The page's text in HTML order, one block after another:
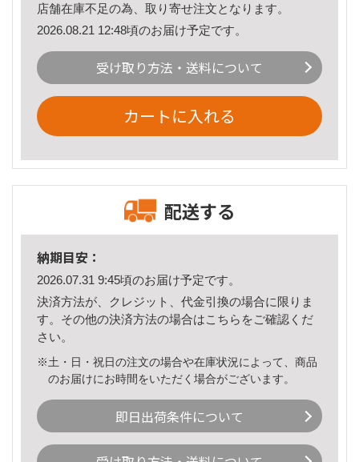
店舗在庫不足の為、取り寄せ注文となります。
2026.08.21 12:48頃のお届け予定です。
受け取り方法・送料について
カートに入れる
配送する
納期目安：
2026.07.31 9:45頃のお届け予定です。
決済方法が、クレジット、代金引換の場合に限りま
す。その他の決済方法の場合はこちら をご確認くだ
さい。
※土・日・祝日の注文の場合や在庫状況によって、商品
のお届けにお時間をいただく場合がございます。
即日出荷条件について